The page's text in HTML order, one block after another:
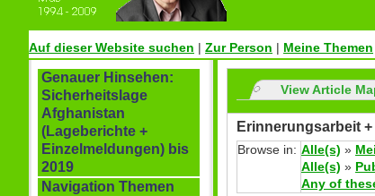
Auf dieser Website suchen | Zur Person | Meine Themen
Genauer Hinsehen:
Sicherheitslage
Afghanistan
(Lageberichte +
Einzelmeldungen) bis
2019
Navigation Themen
View Article
Erinnerungsarbeit
Browse in: Alle(s) »
Alle(s) »
Any of